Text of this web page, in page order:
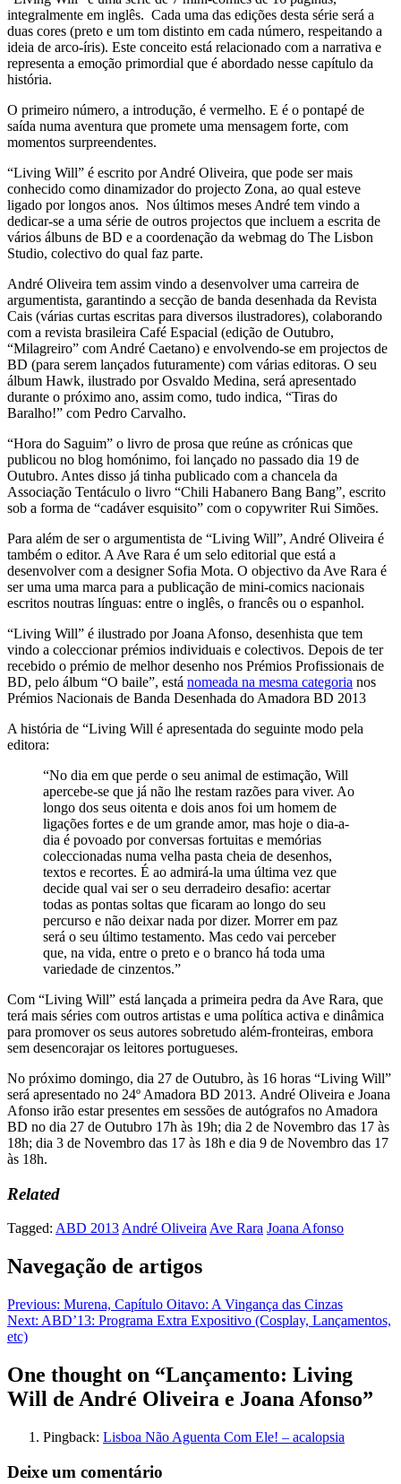
integralmente em inglês. Cada uma das edições desta série será a
duas cores (preto e um tom distinto em cada número, respeitando a
ideia de arco-íris). Este conceito está relacionado com a narrativa e
representa a emoção primordial que é abordado nesse capítulo da
história.
O primeiro número, a introdução, é vermelho. E é o pontapé de
saída numa aventura que promete uma mensagem forte, com
momentos surpreendentes.
“Living Will” é escrito por André Oliveira, que pode ser mais
conhecido como dinamizador do projecto Zona, ao qual esteve
ligado por longos anos. Nos últimos meses André tem vindo a
dedicar-se a uma série de outros projectos que incluem a escrita de
vários álbuns de BD e a coordenação da webmag do The Lisbon
Studio, colectivo do qual faz parte.
André Oliveira tem assim vindo a desenvolver uma carreira de
argumentista, garantindo a secção de banda desenhada da Revista
Cais (várias curtas escritas para diversos ilustradores), colaborando
com a revista brasileira Café Espacial (edição de Outubro,
“Milagreiro” com André Caetano) e envolvendo-se em projectos de
BD (para serem lançados futuramente) com várias editoras. O seu
álbum Hawk, ilustrado por Osvaldo Medina, será apresentado
durante o próximo ano, assim como, tudo indica, “Tiras do
Baralho!” com Pedro Carvalho.
“Hora do Saguim” o livro de prosa que reúne as crónicas que
publicou no blog homónimo, foi lançado no passado dia 19 de
Outubro. Antes disso já tinha publicado com a chancela da
Associação Tentáculo o livro “Chili Habanero Bang Bang”, escrito
sob a forma de “cadáver esquisito” com o copywriter Rui Simões.
Para além de ser o argumentista de “Living Will”, André Oliveira é
também o editor. A Ave Rara é um selo editorial que está a
desenvolver com a designer Sofia Mota. O objectivo da Ave Rara é
ser uma uma marca para a publicação de mini-comics nacionais
escritos noutras línguas: entre o inglês, o francês ou o espanhol.
“Living Will” é ilustrado por Joana Afonso, desenhista que tem
vindo a coleccionar prémios individuais e colectivos. Depois de ter
recebido o prémio de melhor desenho nos Prémios Profissionais de
BD, pelo álbum “O baile”, está nomeada na mesma categoria nos
Prémios Nacionais de Banda Desenhada do Amadora BD 2013
A história de “Living Will é apresentada do seguinte modo pela
editora:
“No dia em que perde o seu animal de estimação, Will
apercebe-se que já não lhe restam razões para viver. Ao
longo dos seus oitenta e dois anos foi um homem de
ligações fortes e de um grande amor, mas hoje o dia-a-
dia é povoado por conversas fortuitas e memórias
coleccionadas numa velha pasta cheia de desenhos,
textos e recortes. É ao admirá-la uma última vez que
decide qual vai ser o seu derradeiro desafio: acertar
todas as pontas soltas que ficaram ao longo do seu
percurso e não deixar nada por dizer. Morrer em paz
será o seu último testamento. Mas cedo vai perceber
que, na vida, entre o preto e o branco há toda uma
variedade de cinzentos.”
Com “Living Will” está lançada a primeira pedra da Ave Rara, que
terá mais séries com outros artistas e uma política activa e dinâmica
para promover os seus autores sobretudo além-fronteiras, embora
sem desencorajar os leitores portugueses.
No próximo domingo, dia 27 de Outubro, às 16 horas “Living Will”
será apresentado no 24º Amadora BD 2013. André Oliveira e Joana
Afonso irão estar presentes em sessões de autógrafos no Amadora
BD no dia 27 de Outubro 17h às 19h; dia 2 de Novembro das 17 às
18h; dia 3 de Novembro das 17 às 18h e dia 9 de Novembro das 17
às 18h.
Related
Tagged: ABD 2013 André Oliveira Ave Rara Joana Afonso
Navegação de artigos
Previous: Murena, Capítulo Oitavo: A Vingança das Cinzas
Next: ABD’13: Programa Extra Expositivo (Cosplay, Lançamentos,
etc)
One thought on “Lançamento: Living
Will de André Oliveira e Joana Afonso”
Pingback: Lisboa Não Aguenta Com Ele! – acalopsia
Deixe um comentário